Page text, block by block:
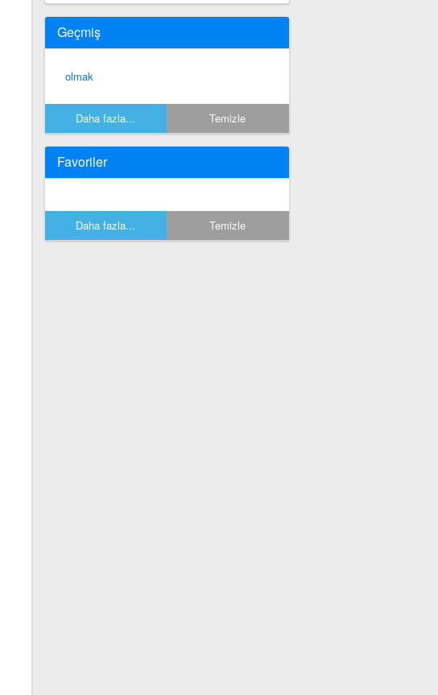
Geçmiş
olmak
Daha fazla... Temizle
Favoriler
Daha fazla... Temizle